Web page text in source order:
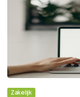
Zakelijk